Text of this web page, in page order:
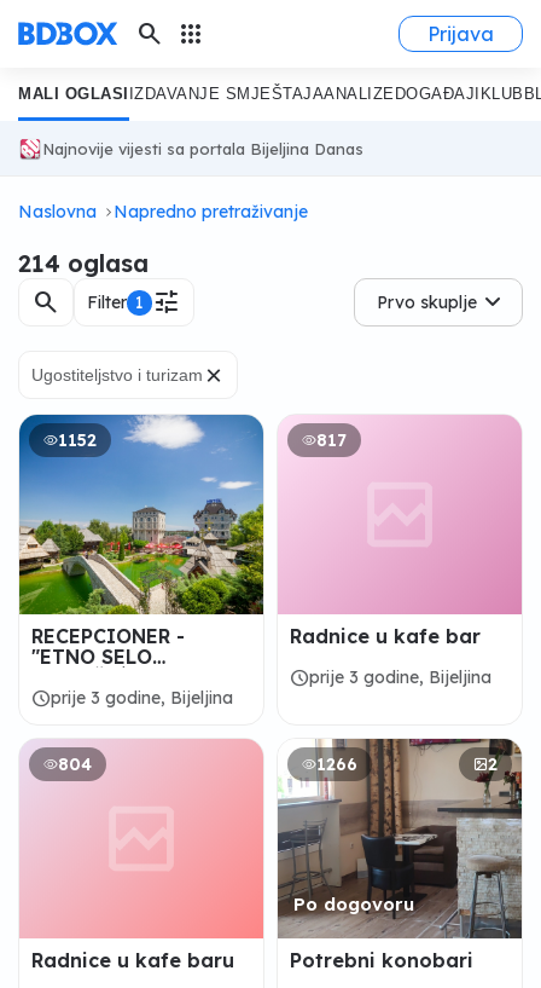
search apps Prijava
MALI OGLASI IZDAVANJE SMJEŠTAJAANALIZE DOGAĐAJI KLUB
Najnovije vijesti sa portala Bijeljina Danas
Naslovna Napredno pretraživanje
214 oglasa
search Filter 1 tune Prvo skuplje
Ugostiteljstvo i turizam ×
1152
RECEPCIONER -
"ETNO SELO
scheduleprije 3 godine, Bijeljina
817
Radnice u kafe bar
scheduleprije 3 godine, Bijeljina
804
Radnice u kafe baru
1266 2
Po dogovoru
Potrebni konobari